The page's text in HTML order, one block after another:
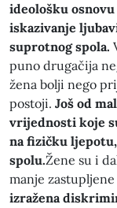
ideološku
iskazivanje
suprotnog spola.
puno drugačija
žena bolji nego
postoji. Još od
vrijednosti koje
na fizičku
spolu.Žene su i
manje
izražena